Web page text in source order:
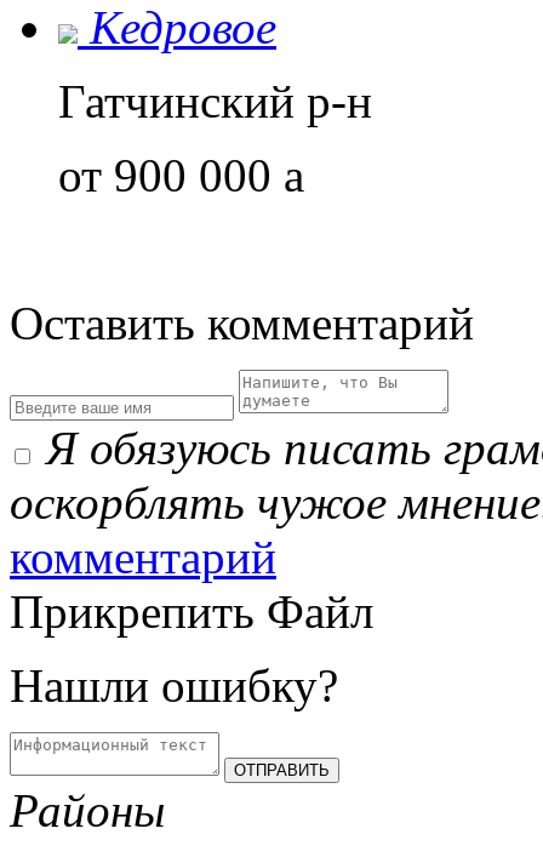
Кедровое
Гатчинский р-н
от 900 000 a
Оставить комментарий
Я обязуюсь писать
оскорблять чужое
комментарий
Прикрепить Файл
Нашли ошибку?
Районы